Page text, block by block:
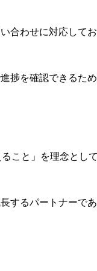
合わせに対応して
捗を確認できるた
こと」を理念とし
するパートナーで